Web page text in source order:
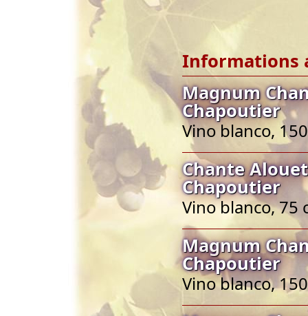
Informations
Magnum
Chapoutier
Vino blanco,
Chante
Chapoutier
Vino blanco, 75
Magnum
Chapoutier
Vino blanco,